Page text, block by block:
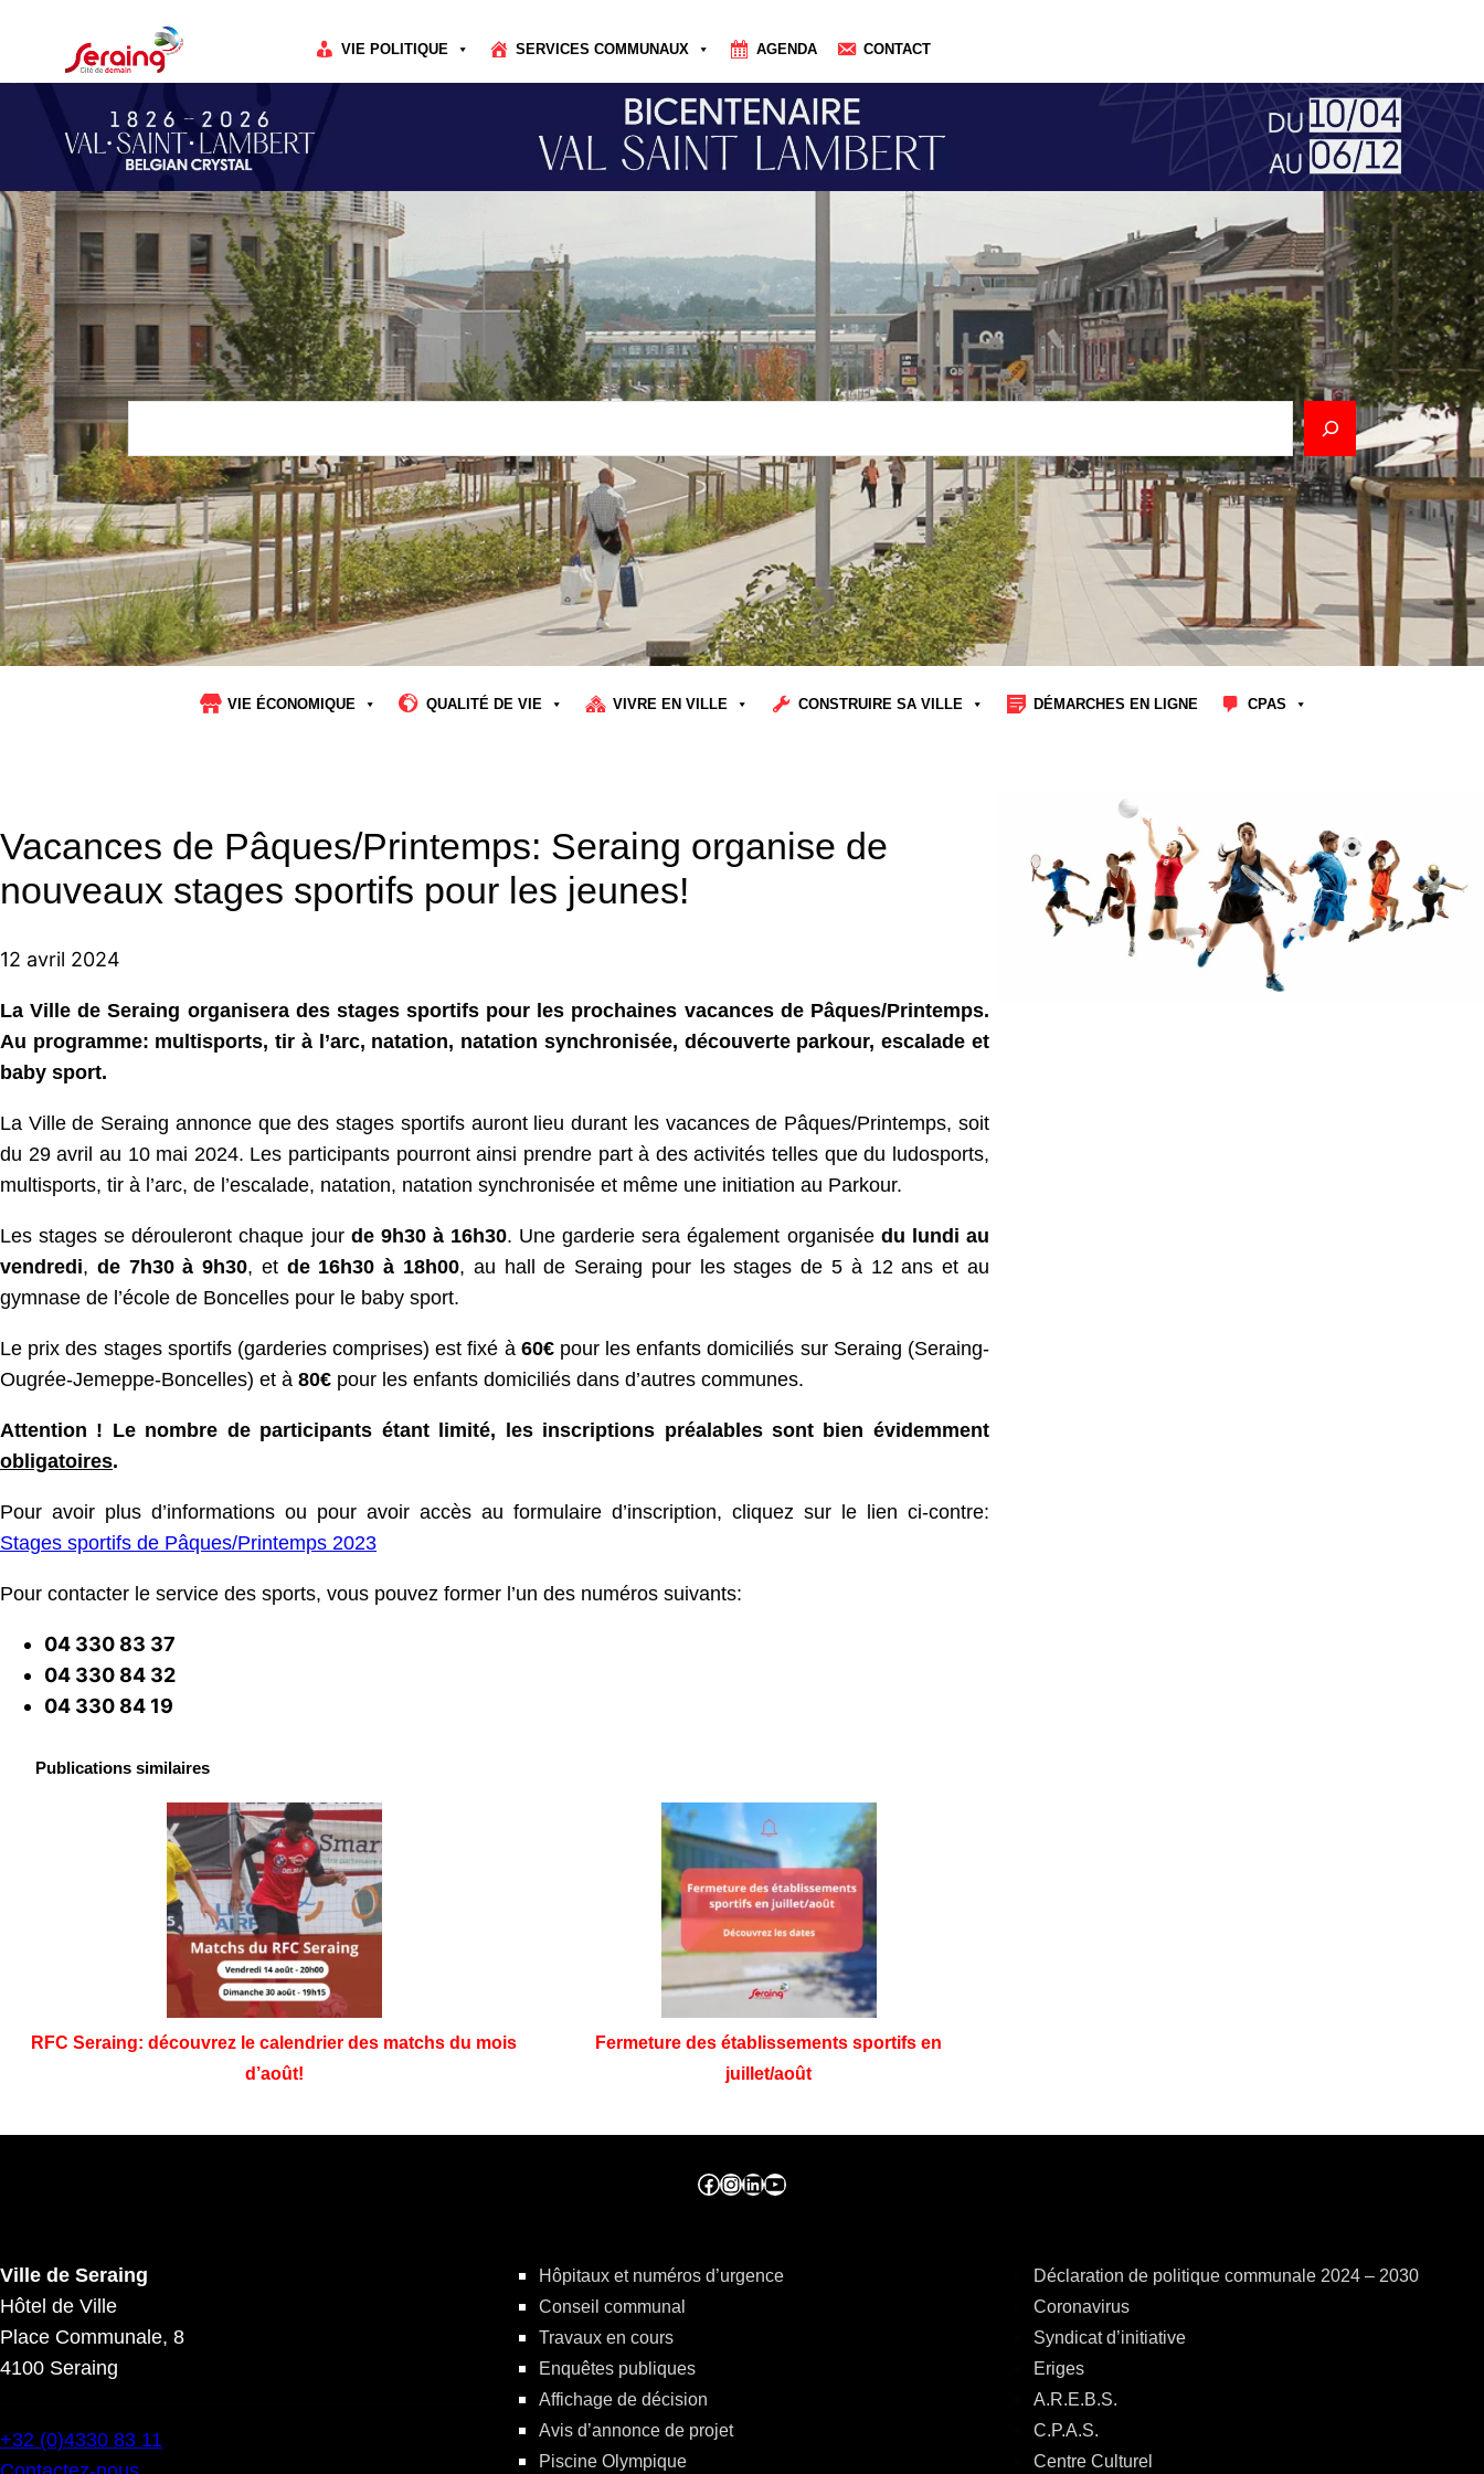
VIE POLITIQUE SERVICES COMMUNAUX AGENDA CONTACT
Rechercher
VIE ÉCONOMIQUE QUALITÉ DE VIE VIVRE EN VILLE CONSTRUIRE SA VILLE DÉMARCHES EN LIGNE CPAS
Vacances de Pâques/Printemps: Seraing organise de
nouveaux stages sportifs pour les jeunes!
12 avril 2024
La Ville de Seraing organisera des stages sportifs pour les prochaines vacances de Pâques/Printemps.
Au programme: multisports, tir à l’arc, natation, natation synchronisée, découverte parkour, escalade et
baby sport.
La Ville de Seraing annonce que des stages sportifs auront lieu durant les vacances de Pâques/Printemps, soit
du 29 avril au 10 mai 2024. Les participants pourront ainsi prendre part à des activités telles que du ludosports,
multisports, tir à l’arc, de l’escalade, natation, natation synchronisée et même une initiation au Parkour.
Les stages se dérouleront chaque jour de 9h30 à 16h30. Une garderie sera également organiséedu lundi au
vendredi, de 7h30 à 9h30, et de 16h30 à 18h00, au hall de Seraing pour les stages de 5 à 12 ans et au
gymnase de l’école de Boncelles pour le baby sport.
Le prix des stages sportifs (garderies comprises) est fixé à 60€pour les enfants domiciliés sur Seraing (Seraing-
Ougrée-Jemeppe-Boncelles) et à 80€ pour les enfants domiciliés dans d’autres communes.
Attention ! Le nombre de participants étant limité, les inscriptions préalables sont bien évidemment
obligatoires.
Pour avoir plus d’informations ou pour avoir accès au formulaire d’inscription, cliquez sur le lien ci-contre:
Stages sportifs de Pâques/Printemps 2023
Pour contacter le service des sports, vous pouvez former l’un des numéros suivants:
04 330 83 37
04 330 84 32
04 330 84 19
Publications similaires
RFC Seraing: découvrez le calendrier des matchs du mois
d’août!
Fermeture des établissements sportifs en
juillet/août
Facebook ville de seraing Instragram ville de seraing linkedin – ville de seraing YouTube
Ville de Seraing
Hôtel de Ville
Place Communale, 8
4100 Seraing
+32 (0)4330 83 11
Hôpitaux et numéros d’urgence
Conseil communal
Travaux en cours
Enquêtes publiques
Affichage de décision
Avis d’annonce de projet
Piscine Olympique
Déclaration de politique communale 2024 – 2030
Coronavirus
Syndicat d’initiative
Eriges
A.R.E.B.S.
C.P.A.S.
Centre Culturel